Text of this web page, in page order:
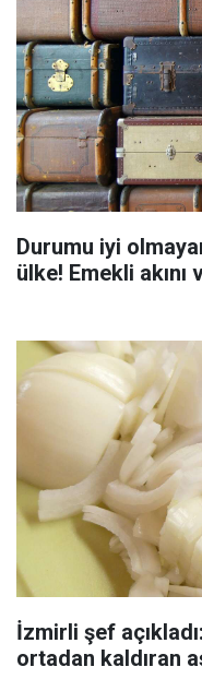
Durumu iyi
ülke! Emekli akını
İzmirli şef
ortadan kaldıran